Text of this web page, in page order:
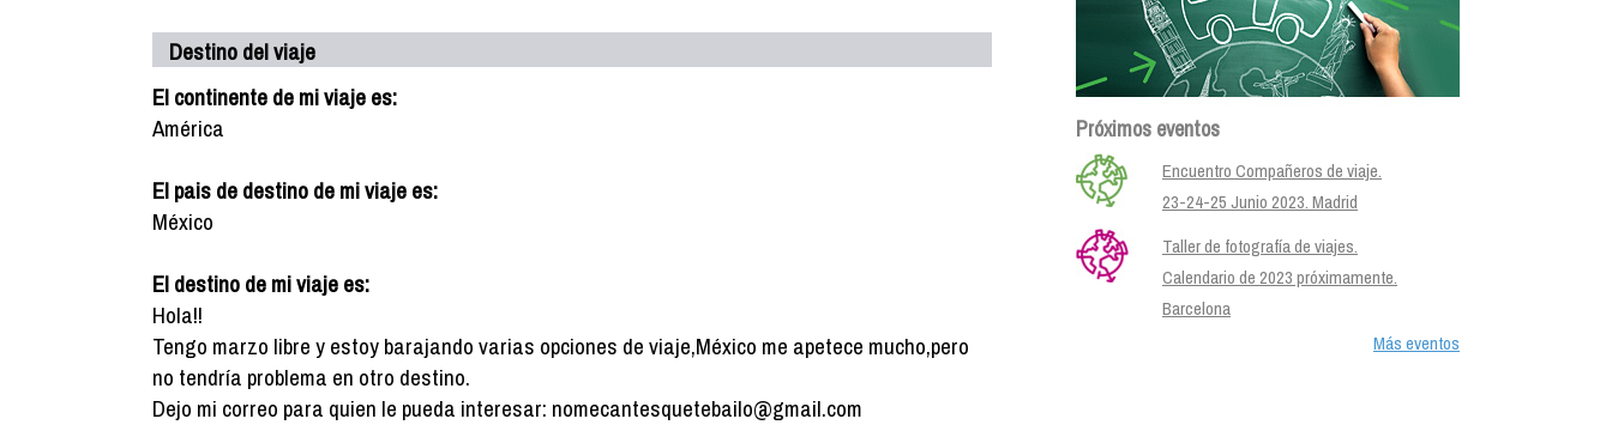
Destino del viaje
El continente de mi viaje es:
América
El pais de destino de mi viaje es:
México
El destino de mi viaje es:
Hola!!
Tengo marzo libre y estoy barajando varias opciones de viaje,México me apetece mucho,pero
no tendría problema en otro destino.
Dejo mi correo para quien le pueda interesar: nomecantesquetebailo@gmail.com
Próximos eventos
Encuentro Compañeros de viaje.
23-24-25 Junio 2023. Madrid
Taller de fotografía de viajes.
Calendario de 2023 próximamente.
Barcelona
Más eventos